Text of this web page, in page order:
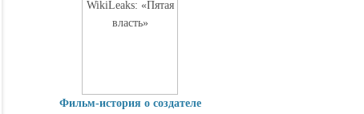
Фильм-история о создателе